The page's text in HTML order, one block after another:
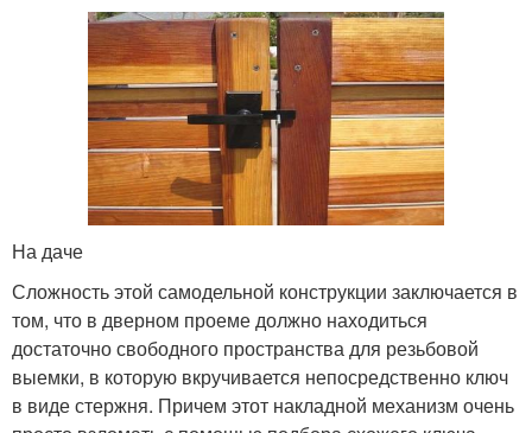
На даче
Сложность этой самодельной конструкции заключается в
том, что в дверном проеме должно находиться
достаточно свободного пространства для резьбовой
выемки, в которую вкручивается непосредственно ключ
в виде стержня. Причем этот накладной механизм очень